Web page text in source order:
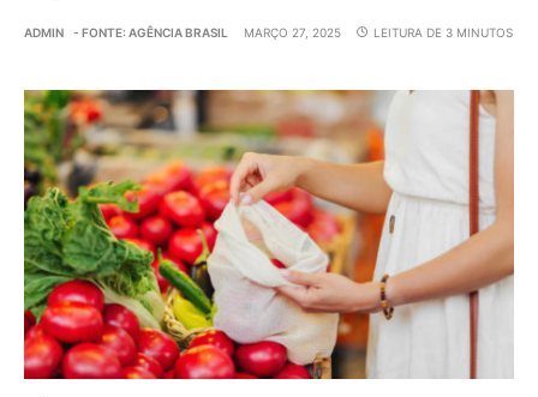
ADMIN - FONTE: AGÊNCIA BRASIL MARÇO 27, 2025 LEITURA DE 3 MINUTOS